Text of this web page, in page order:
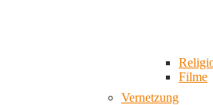
Filme
Vernetzung